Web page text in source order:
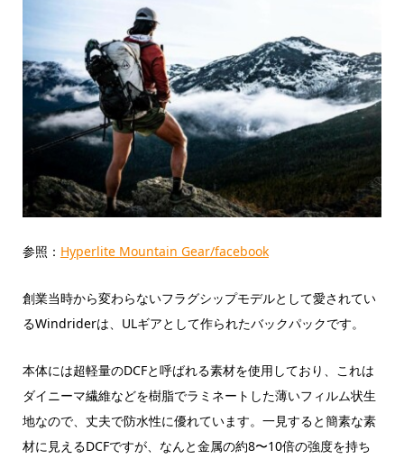
参照： Hyperlite Mountain Gear/facebook
創業当時から変わらないフラグシップモデルとして愛されてい
るWindriderは、ULギアとして作られたバックパックです。
本体には超軽量のDCFと呼ばれる素材を使用しており、これは
ダイニーマ繊維などを樹脂でラミネートした薄いフィルム状生
地なので、丈夫で防水性に優れています。一見すると簡素な素
材に見えるDCFですが、なんと金属の約8〜10倍の強度を持ち